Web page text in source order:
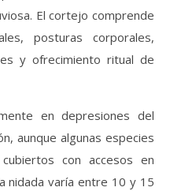
El cortejo comprende
posturas corporales,
y ofrecimiento ritual de
en depresiones del
aunque algunas especies
con accesos en
nidada varía entre 10 y 15